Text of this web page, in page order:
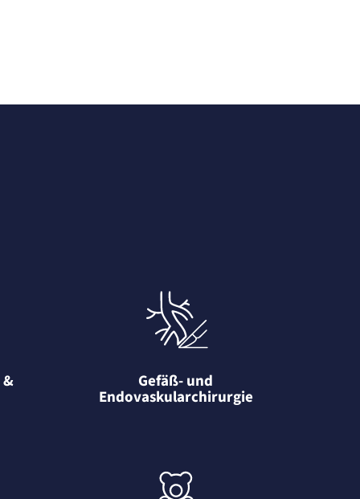
Gefäß- und
Endovaskularchirurgie